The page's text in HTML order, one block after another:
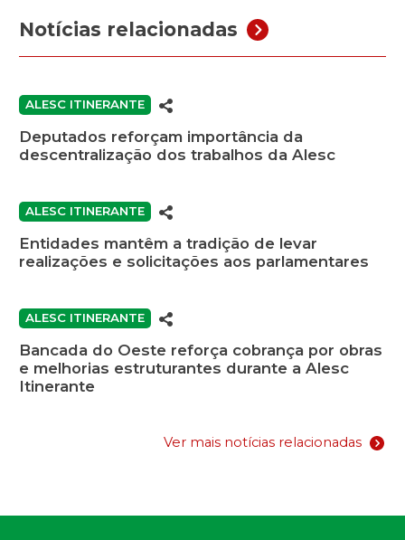
Notícias relacionadas
ALESC ITINERANTE
Deputados reforçam importância da
descentralização dos trabalhos da Alesc
ALESC ITINERANTE
Entidades mantêm a tradição de levar
realizações e solicitações aos parlamentares
ALESC ITINERANTE
Bancada do Oeste reforça cobrança por obras
e melhorias estruturantes durante a Alesc
Itinerante
Ver mais notícias relacionadas